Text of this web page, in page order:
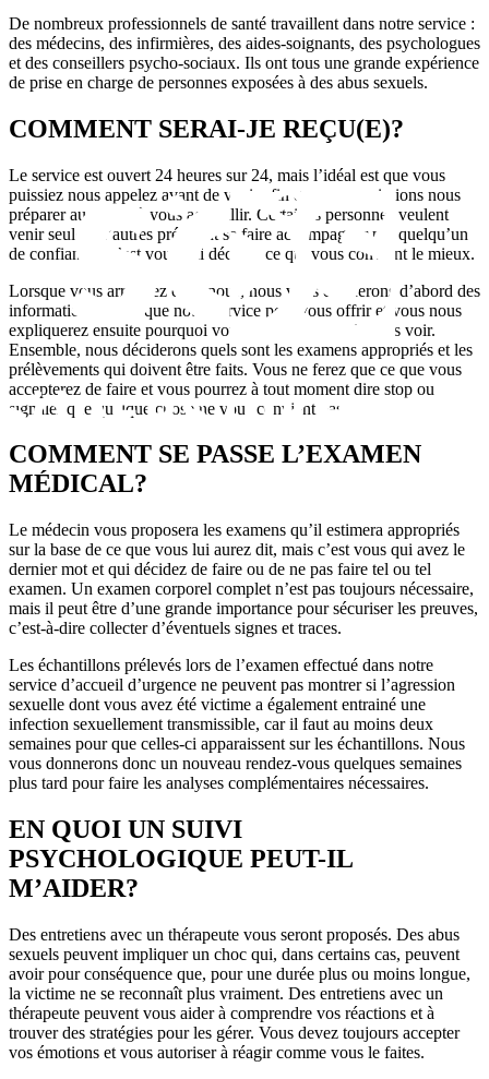
De nombreux professionnels de santé travaillent dans notre service :
des médecins, des infirmières, des aides-soignants, des psychologues
et des conseillers psycho-sociaux. Ils ont tous une grande expérience
de prise en charge de personnes exposées à des abus sexuels.
COMMENT SERAI-JE REÇU(E)?
Le service est ouvert 24 heures sur 24, mais l’idéal est que vous
puissiez nous appelez avant de venir afin que nous puissions nous
préparer au mieux à vous accueillir. Certaines personnes veulent
venir seules, d’autres préfèrent se faire accompagner par quelqu’un
de confiance. C’est vous qui décidez ce qui vous convient le mieux.
Lorsque vous arriverez chez nous, nous vous donnerons d’abord des
informations sur ce que notre service peut vous offrir et vous nous
expliquerez ensuite pourquoi vous avez voulu venir nous voir.
Ensemble, nous déciderons quels sont les examens appropriés et les
prélèvements qui doivent être faits. Vous ne ferez que ce que vous
accepterez de faire et vous pourrez à tout moment dire stop ou
signaler que quelque chose ne vous convient pas.
COMMENT SE PASSE L’EXAMEN
MÉDICAL?
Le médecin vous proposera les examens qu’il estimera appropriés
sur la base de ce que vous lui aurez dit, mais c’est vous qui avez le
dernier mot et qui décidez de faire ou de ne pas faire tel ou tel
examen. Un examen corporel complet n’est pas toujours nécessaire,
mais il peut être d’une grande importance pour sécuriser les preuves,
c’est-à-dire collecter d’éventuels signes et traces.
Les échantillons prélevés lors de l’examen effectué dans notre
service d’accueil d’urgence ne peuvent pas montrer si l’agression
sexuelle dont vous avez été victime a également entrainé une
infection sexuellement transmissible, car il faut au moins deux
semaines pour que celles-ci apparaissent sur les échantillons. Nous
vous donnerons donc un nouveau rendez-vous quelques semaines
plus tard pour faire les analyses complémentaires nécessaires.
EN QUOI UN SUIVI
PSYCHOLOGIQUE PEUT-IL
M’AIDER?
Des entretiens avec un thérapeute vous seront proposés. Des abus
sexuels peuvent impliquer un choc qui, dans certains cas, peuvent
avoir pour conséquence que, pour une durée plus ou moins longue,
la victime ne se reconnaît plus vraiment. Des entretiens avec un
thérapeute peuvent vous aider à comprendre vos réactions et à
trouver des stratégies pour les gérer. Vous devez toujours accepter
vos émotions et vous autoriser à réagir comme vous le faites.